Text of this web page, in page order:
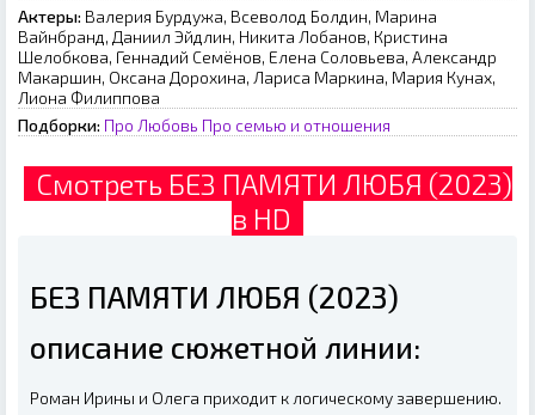
Актеры: Валерия Бурдужа, Всеволод Болдин, Марина
Вайнбранд, Даниил Эйдлин, Никита Лобанов, Кристина
Шелобкова, Геннадий Семёнов, Елена Соловьева, Александр
Макаршин, Оксана Дорохина, Лариса Маркина, Мария Кунах,
Лиона Филиппова
Подборки: Про Любовь Про семью и отношения
Смотреть БЕЗ ПАМЯТИ ЛЮБЯ (2023)
в HD
БЕЗ ПАМЯТИ ЛЮБЯ (2023)
описание сюжетной линии:
Роман Ирины и Олега приходит к логическому завершению.